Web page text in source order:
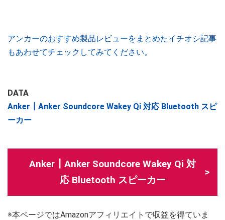
アンカーのおすすめ製品レビューをまとめたイチオシ記事
もあわせてチェックしてみてください。
DATA
Anker┃Anker Soundcore Wakey Qi 対応 Bluetooth スピ
ーカー
Anker┃Anker Soundcore Wakey Qi 対
応 Bluetooth スピーカー
※本ページではAmazonアフィリエイトで収益を得ていま